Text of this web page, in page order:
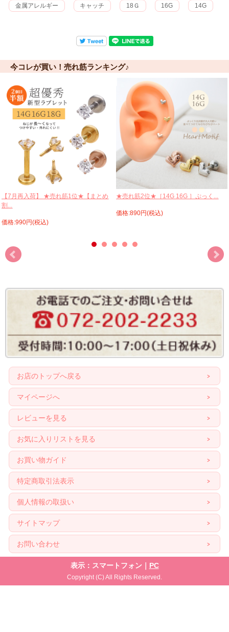
金属アレルギー キャッチ 18Ｇ 16G 14G
今コレが買い！売れ筋ランキング♪
【7月再入荷】 ★売れ筋1位★【まとめ
割...
価格:990円(税込)
★売れ筋2位★［14G 16G ］ぷっく...
価格:890円(税込)
お店のトップへ戻る
マイページへ
レビューを見る
お気に入りリストを見る
お買い物ガイド
特定商取引法表示
個人情報の取扱い
サイトマップ
お問い合わせ
表示：スマートフォン｜ PC
Copyright (C) All Rights Reserved.